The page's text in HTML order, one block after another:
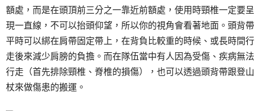
額處，而是在頭頂前三分之一靠近前額處，使用時頸椎一定要呈
現一直線，不可以抬頭仰望，所以你的視角會看著地面。頭背帶
平時可以綁在肩帶固定帶上，在背負比較重的時候、或長時間行
走後來減少肩膀的負擔。而在隊伍當中有人因為受傷、疾病無法
行走（首先排除頸椎、脊椎的損傷），也可以透過頭背帶跟登山
杖來做傷患的搬運。